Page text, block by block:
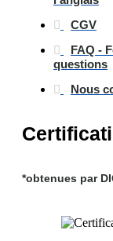
CGV
FAQ -
questions
Nous
*obtenues par